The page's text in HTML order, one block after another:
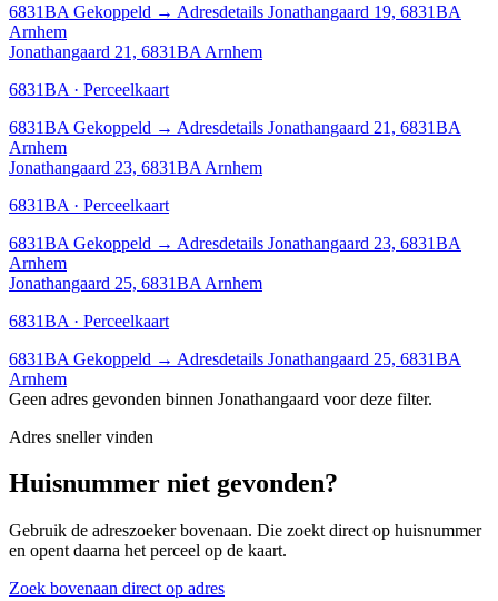
6831BA Gekoppeld → Adresdetails Jonathangaard 19, 6831BA
Arnhem
Jonathangaard 21, 6831BA Arnhem
6831BA · Perceelkaart
6831BA Gekoppeld → Adresdetails Jonathangaard 21, 6831BA
Arnhem
Jonathangaard 23, 6831BA Arnhem
6831BA · Perceelkaart
6831BA Gekoppeld → Adresdetails Jonathangaard 23, 6831BA
Arnhem
Jonathangaard 25, 6831BA Arnhem
6831BA · Perceelkaart
6831BA Gekoppeld → Adresdetails Jonathangaard 25, 6831BA
Arnhem
Geen adres gevonden binnen Jonathangaard voor deze filter.
Adres sneller vinden
Huisnummer niet gevonden?
Gebruik de adreszoeker bovenaan. Die zoekt direct op huisnummer
en opent daarna het perceel op de kaart.
Zoek bovenaan direct op adres